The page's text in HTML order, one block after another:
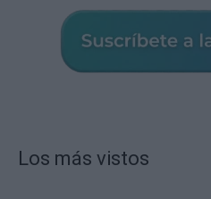
Los más vistos